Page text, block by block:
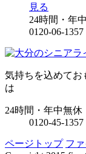
見る
24時間・年
0120-06-1357
気持ちを込めてお
は
24時間・年中無休
0120-45-1357
ページトップ フ